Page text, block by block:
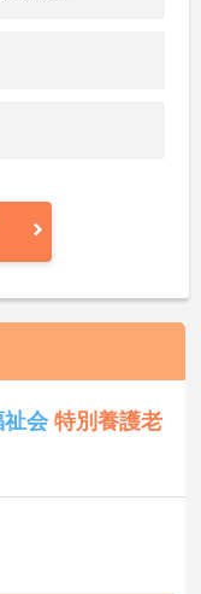
祉会特別養護老